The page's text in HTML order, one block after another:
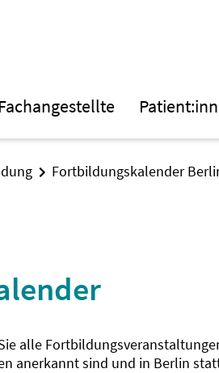
Fortbildungskalender
alle
anerkannt sind und in Berlin